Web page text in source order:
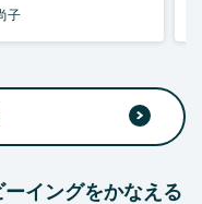
子
イングをかなえる